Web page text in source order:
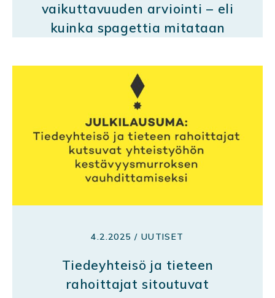
vaikuttavuuden arviointi – eli
kuinka spagettia mitataan
4.2.2025 / UUTISET
Tiedeyhteisö ja tieteen
rahoittajat sitoutuvat